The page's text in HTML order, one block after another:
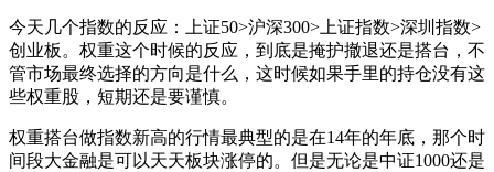
今天几个指数的反应：上证50>沪深300>上证指数>深圳指数>
创业板。权重这个时候的反应，到底是掩护撤退还是搭台，不
管市场最终选择的方向是什么，这时候如果手里的持仓没有这
些权重股，短期还是要谨慎。
权重搭台做指数新高的行情最典型的是在14年的年底，那个时
间段大金融是可以天天板块涨停的。但是无论是中证1000还是